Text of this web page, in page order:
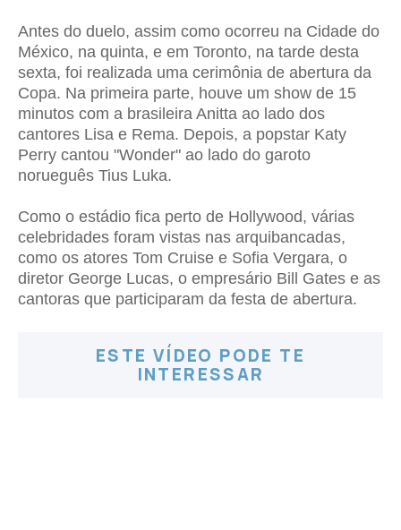
Antes do duelo, assim como ocorreu na Cidade do
México, na quinta, e em Toronto, na tarde desta
sexta, foi realizada uma cerimônia de abertura da
Copa. Na primeira parte, houve um show de 15
minutos com a brasileira Anitta ao lado dos
cantores Lisa e Rema. Depois, a popstar Katy
Perry cantou "Wonder" ao lado do garoto
norueguês Tius Luka.
Como o estádio fica perto de Hollywood, várias
celebridades foram vistas nas arquibancadas,
como os atores Tom Cruise e Sofia Vergara, o
diretor George Lucas, o empresário Bill Gates e as
cantoras que participaram da festa de abertura.
ESTE VÍDEO PODE TE
INTERESSAR